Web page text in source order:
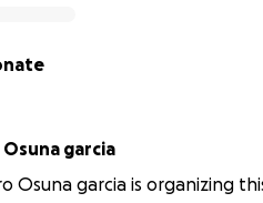
garcia
Osuna garcia is organizing